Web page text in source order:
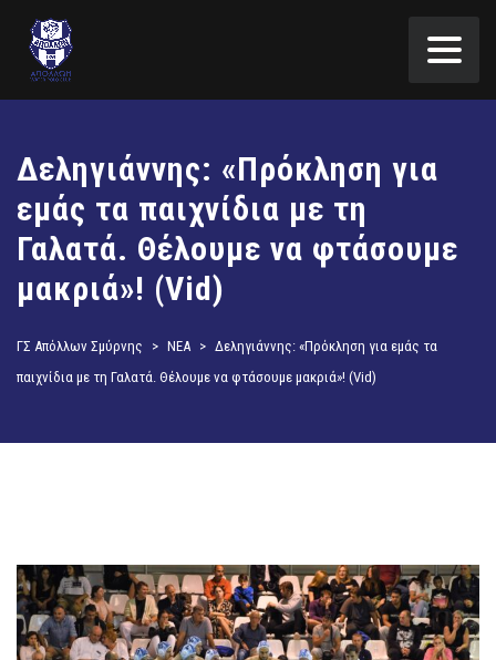
Δεληγιάννης: «Πρόκληση για
εμάς τα παιχνίδια με τη
Γαλατά. Θέλουμε να φτάσουμε
μακριά»! (Vid)
ΓΣ Απόλλων Σμύρνης > ΝΕΑ > Δεληγιάννης: «Πρόκληση για εμάς τα
παιχνίδια με τη Γαλατά. Θέλουμε να φτάσουμε μακριά»! (Vid)